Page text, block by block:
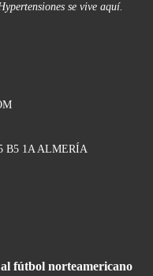
se vive aquí.
B5 1A ALMERÍA
fútbol norteamericano